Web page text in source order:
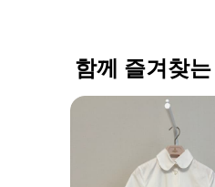
함께 즐겨찾